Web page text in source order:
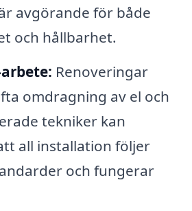
avgörande för både
och hållbarhet.
arbete: Renoveringar
omdragning av el och
tekniker kan
all installation följer
och fungerar